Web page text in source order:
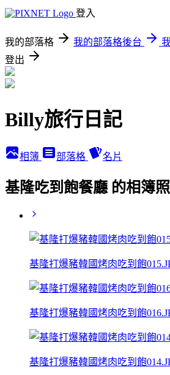
登入
我的部落格 我的部落格後台
登出
Billy旅行日記
相簿 部落格 名片
基隆吃到飽餐廳 的相簿
基隆打爆豬韓國烤肉吃到飽
基隆打爆豬韓國烤肉吃到飽
基隆打爆豬韓國烤肉吃到飽